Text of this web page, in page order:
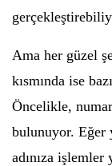
Ama her güzel
kısmında ise
Öncelikle,
bulunuyor. Eğer
adınıza